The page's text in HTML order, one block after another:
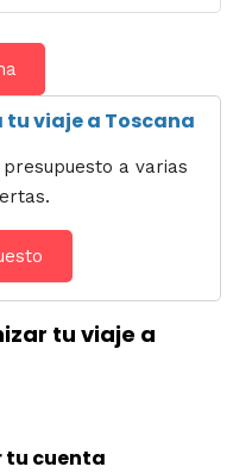
viaje a Toscana
a varias
tu viaje a
tu cuenta